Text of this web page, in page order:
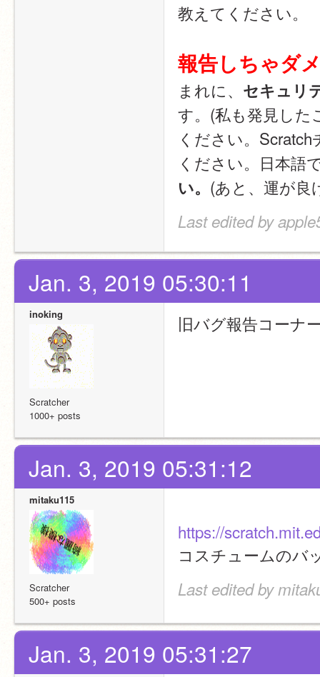
教えてください。
報告しちゃダ
まれに、 セキュリ
す。(私も発見した
ください。
ください。日本語
い。 (あと、運が良
Last edited by
Jan. 3, 2019 05:30:11
inoking
Scratcher
1000+ posts
旧バグ報告コーナ
Jan. 3, 2019 05:31:12
mitaku115
Scratcher
500+ posts
https://
コスチュームのバ
Last edited by
Jan. 3, 2019 05:31:27